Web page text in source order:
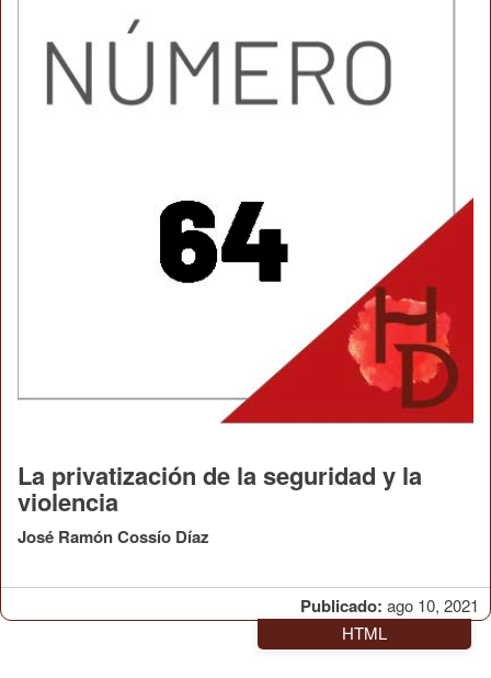
Publicado: ago 10, 2021
La privatización de la seguridad y la
violencia
José Ramón Cossío Díaz
HTML